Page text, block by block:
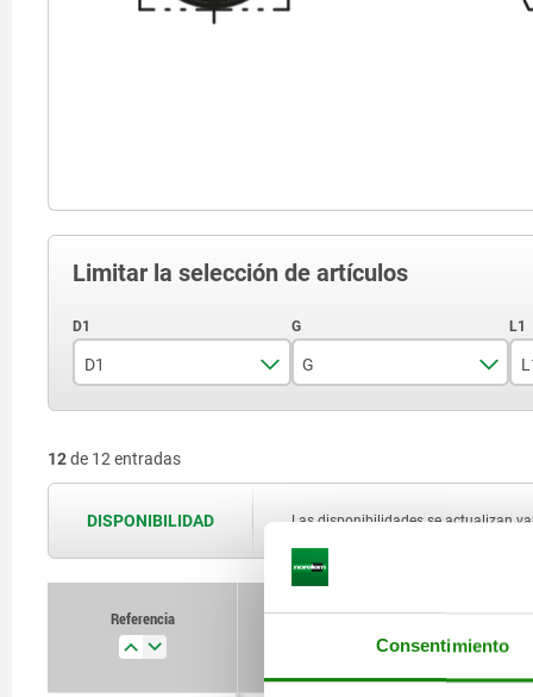
Consentimiento
Limitar la selección de artículos
D1
4
5
8
12
G
8
12de 12 entradas
DISPONIBILIDAD Las disponibilidades se actualizan
Referencia